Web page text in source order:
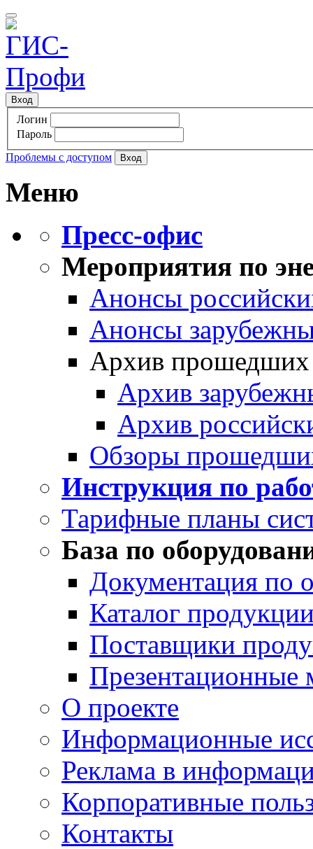
Вход
Логин
Пароль
Проблемы с доступом
Меню
Пресс-офис
Мероприятия по
Анонсы
Анонсы
Архив прошедших
Архив
Архив
Обзоры
Инструкция по
Тарифные планы
База по
Документация по
Каталог
Поставщики
Презентационные
О проекте
Информационные
Реклама в
Корпоративные
Контакты